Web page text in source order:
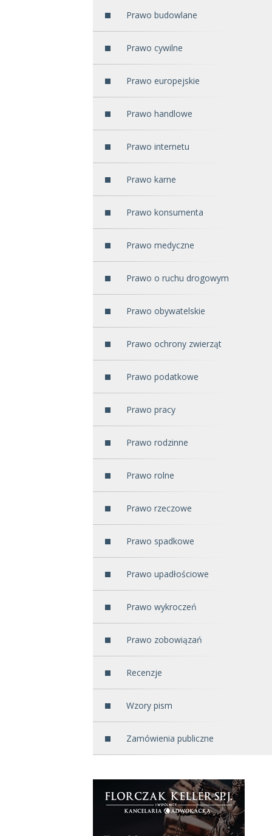
Prawo budowlane
Prawo cywilne
Prawo europejskie
Prawo handlowe
Prawo internetu
Prawo karne
Prawo konsumenta
Prawo medyczne
Prawo o ruchu drogowym
Prawo obywatelskie
Prawo ochrony zwierząt
Prawo podatkowe
Prawo pracy
Prawo rodzinne
Prawo rolne
Prawo rzeczowe
Prawo spadkowe
Prawo upadłościowe
Prawo wykroczeń
Prawo zobowiązań
Recenzje
Wzory pism
Zamówienia publiczne